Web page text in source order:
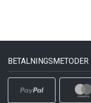
BETALNINGSMETODER